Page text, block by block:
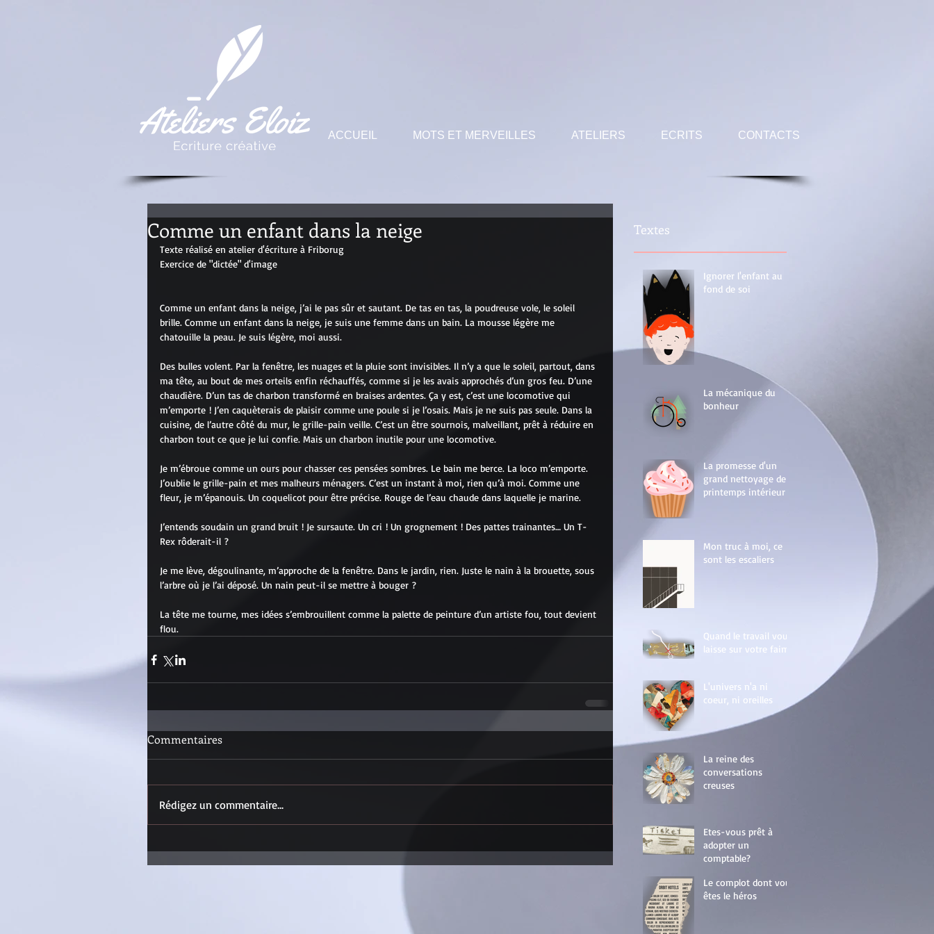
ACCUEIL MOTS ET MERVEILLES ATELIERS ECRITS CONTACTS
Comme un enfant dans la neige
Texte réalisé en atelier d'écriture à Friborug
Exercice de "dictée" d'image
Comme un enfant dans la neige, j’ai le pas sûr et sautant. De tas en tas, la poudreuse vole, le soleil
brille. Comme un enfant dans la neige, je suis une femme dans un bain. La mousse légère me
chatouille la peau. Je suis légère, moi aussi.
Des bulles volent. Par la fenêtre, les nuages et la pluie sont invisibles. Il n’y a que le soleil, partout, dans
ma tête, au bout de mes orteils enfin réchauffés, comme si je les avais approchés d’un gros feu. D’une
chaudière. D’un tas de charbon transformé en braises ardentes. Ça y est, c’est une locomotive qui
m’emporte ! J’en caquèterais de plaisir comme une poule si je l’osais. Mais je ne suis pas seule. Dans la
cuisine, de l’autre côté du mur, le grille-pain veille. C’est un être sournois, malveillant, prêt à réduire en
charbon tout ce que je lui confie. Mais un charbon inutile pour une locomotive.
Je m’ébroue comme un ours pour chasser ces pensées sombres. Le bain me berce. La loco m’emporte.
J’oublie le grille-pain et mes malheurs ménagers. C’est un instant à moi, rien qu’à moi. Comme une
fleur, je m’épanouis. Un coquelicot pour être précise. Rouge de l’eau chaude dans laquelle je marine.
J’entends soudain un grand bruit ! Je sursaute. Un cri ! Un grognement ! Des pattes trainantes… Un T-
Rex rôderait-il ?
Je me lève, dégoulinante, m’approche de la fenêtre. Dans le jardin, rien. Juste le nain à la brouette, sous
l’arbre où je l’ai déposé. Un nain peut-il se mettre à bouger ?
La tête me tourne, mes idées s’embrouillent comme la palette de peinture d’un artiste fou, tout devient
flou.
Commentaires
Rédigez un commentaire...
Textes
Ignorer l'enfant au
fond de soi
La mécanique du
bonheur
La promesse d'un
grand nettoyage de
printemps intérieur
Mon truc à moi, ce
sont les escaliers
Quand le travail vous
laisse sur votre faim
L'univers n'a ni
coeur, ni oreilles
La reine des
conversations
creuses
Etes-vous prêt à
adopter un
comptable?
Le complot dont vous
êtes le héros